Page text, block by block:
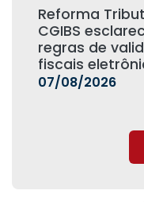
Reforma
CGIBS
regras de
fiscais
07/08/2026